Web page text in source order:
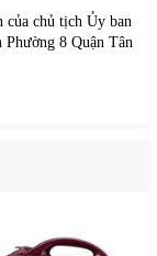
của chủ tịch Ủy ban
Phường 8 Quận Tân